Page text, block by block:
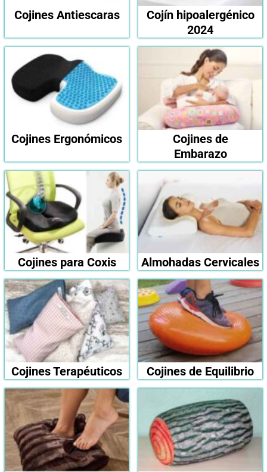
Cojines Antiescaras
Cojín hipoalergénico
2024
Cojines Ergonómicos
Cojines de
Embarazo
Cojines para Coxis Almohadas Cervicales
Cojines Terapéuticos Cojines de Equilibrio